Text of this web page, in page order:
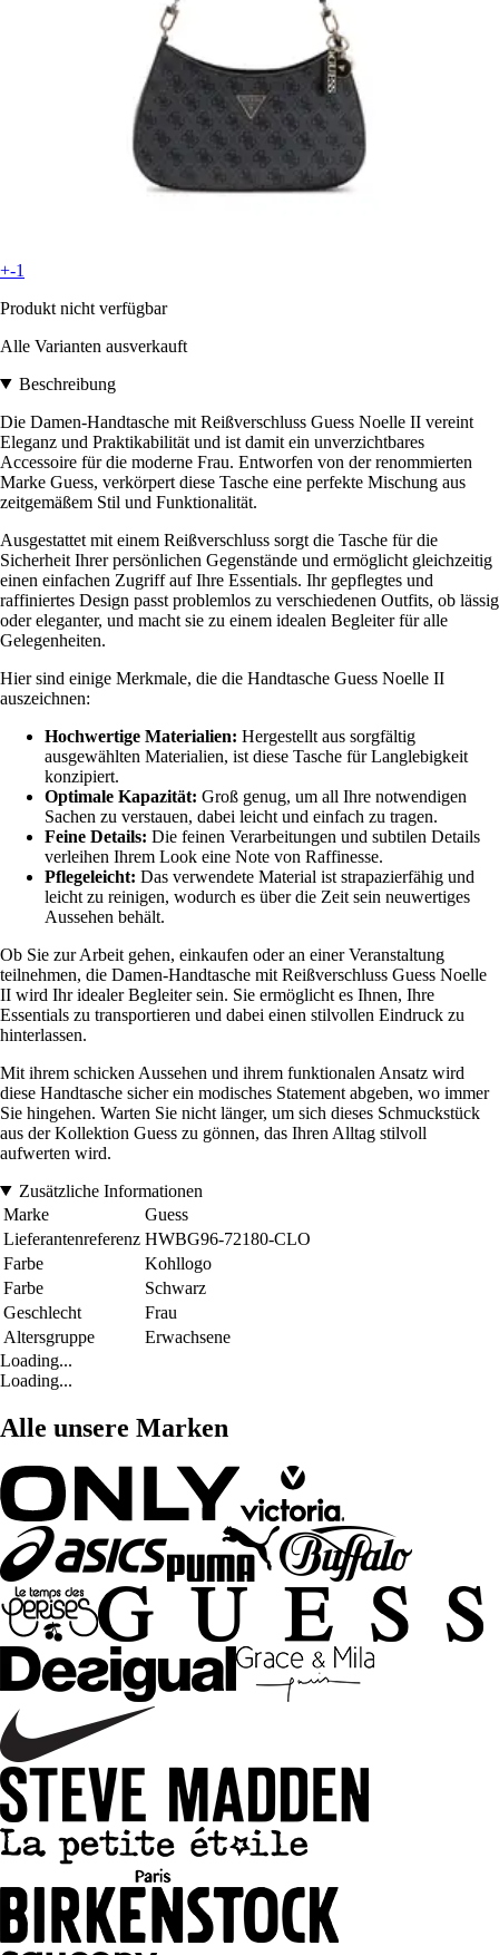
+-1
Produkt nicht verfügbar
Alle Varianten ausverkauft
Beschreibung
Die Damen-Handtasche mit Reißverschluss Guess Noelle II vereint
Eleganz und Praktikabilität und ist damit ein unverzichtbares
Accessoire für die moderne Frau. Entworfen von der renommierten
Marke Guess, verkörpert diese Tasche eine perfekte Mischung aus
zeitgemäßem Stil und Funktionalität.
Ausgestattet mit einem Reißverschluss sorgt die Tasche für die
Sicherheit Ihrer persönlichen Gegenstände und ermöglicht gleichzeitig
einen einfachen Zugriff auf Ihre Essentials. Ihr gepflegtes und
raffiniertes Design passt problemlos zu verschiedenen Outfits, ob lässig
oder eleganter, und macht sie zu einem idealen Begleiter für alle
Gelegenheiten.
Hier sind einige Merkmale, die die Handtasche Guess Noelle II
auszeichnen:
Hochwertige Materialien: Hergestellt aus sorgfältig
ausgewählten Materialien, ist diese Tasche für Langlebigkeit
konzipiert.
Optimale Kapazität: Groß genug, um all Ihre notwendigen
Sachen zu verstauen, dabei leicht und einfach zu tragen.
Feine Details: Die feinen Verarbeitungen und subtilen Details
verleihen Ihrem Look eine Note von Raffinesse.
Pflegeleicht: Das verwendete Material ist strapazierfähig und
leicht zu reinigen, wodurch es über die Zeit sein neuwertiges
Aussehen behält.
Ob Sie zur Arbeit gehen, einkaufen oder an einer Veranstaltung
teilnehmen, die Damen-Handtasche mit Reißverschluss Guess Noelle
II wird Ihr idealer Begleiter sein. Sie ermöglicht es Ihnen, Ihre
Essentials zu transportieren und dabei einen stilvollen Eindruck zu
hinterlassen.
Mit ihrem schicken Aussehen und ihrem funktionalen Ansatz wird
diese Handtasche sicher ein modisches Statement abgeben, wo immer
Sie hingehen. Warten Sie nicht länger, um sich dieses Schmuckstück
aus der Kollektion Guess zu gönnen, das Ihren Alltag stilvoll
aufwerten wird.
Zusätzliche Informationen
Marke
Guess
Lieferantenreferenz HWBG96-72180-CLO
Farbe
Kohllogo
Farbe
Schwarz
Geschlecht
Frau
Altersgruppe
Erwachsene
Loading...
Loading...
Alle unsere Marken